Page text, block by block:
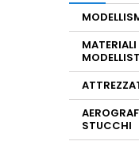
STUCCHI